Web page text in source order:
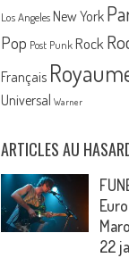
Los Angeles New York
Pop Post Punk Rock
Français
Universal Warner
ARTICLES AU
22